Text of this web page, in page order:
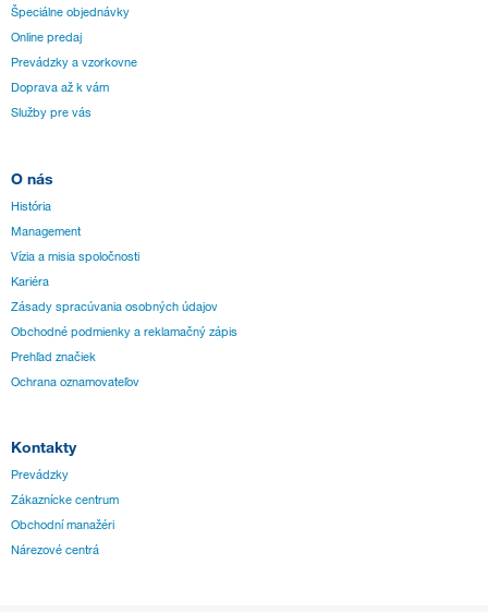
Špeciálne objednávky
Online predaj
Prevádzky a vzorkovne
Doprava až k vám
Služby pre vás
O nás
História
Management
Vízia a misia spoločnosti
Kariéra
Zásady spracúvania osobných údajov
Obchodné podmienky a reklamačný zápis
Prehľad značiek
Ochrana oznamovateľov
Kontakty
Prevádzky
Zákaznícke centrum
Obchodní manažéri
Nárezové centrá